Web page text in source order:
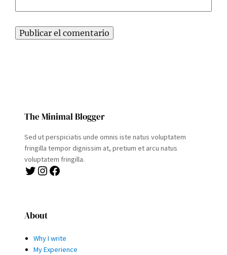
The Minimal Blogger
Sed ut perspiciatis unde omnis iste natus voluptatem
fringilla tempor dignissim at, pretium et arcu natus
voluptatem fringilla.
Twitter Instagram Facebook
About
Why I write
My Experience